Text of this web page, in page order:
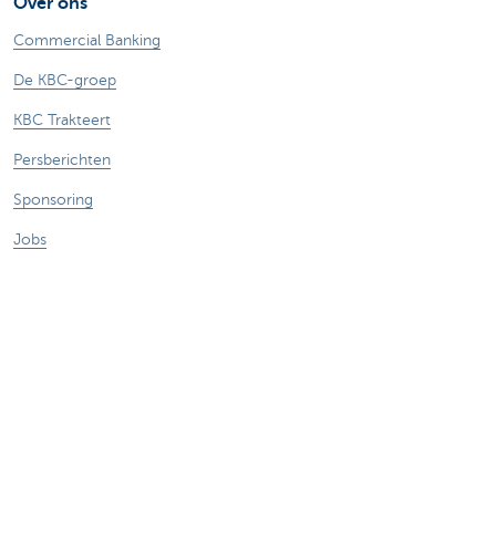
Commercial Banking
De KBC-groep
KBC Trakteert
Persberichten
Sponsoring
Jobs